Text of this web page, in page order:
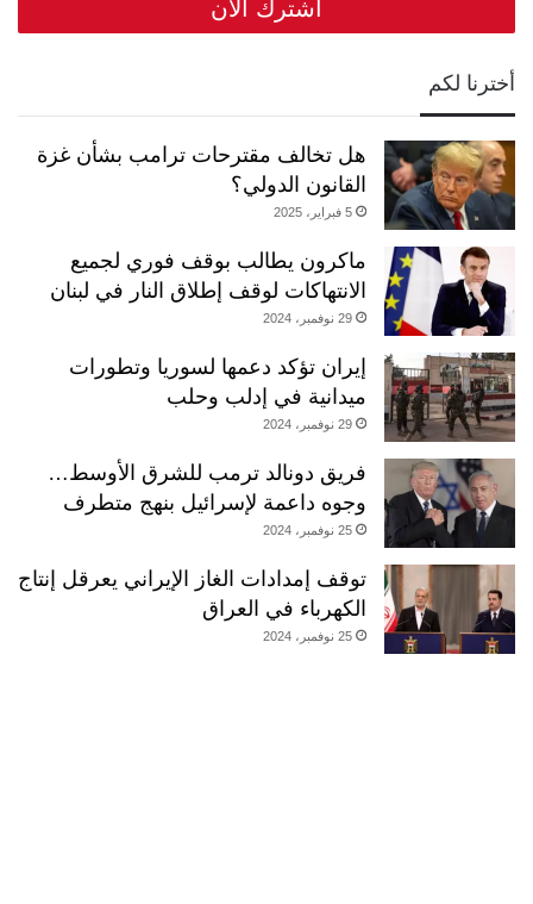
أخترنا لكم
هل تخالف مقترحات ترامب بشأن غزة
القانون الدولي؟
5 فبراير، 2025
ماكرون يطالب بوقف فوري لجميع
الانتهاكات لوقف إطلاق النار في لبنان
29 نوفمبر، 2024
إيران تؤكد دعمها لسوريا وتطورات
ميدانية في إدلب وحلب
29 نوفمبر، 2024
فريق دونالد ترمب للشرق الأوسط…
وجوه داعمة لإسرائيل بنهج متطرف
25 نوفمبر، 2024
توقف إمدادات الغاز الإيراني يعرقل إنتاج
الكهرباء في العراق
25 نوفمبر، 2024